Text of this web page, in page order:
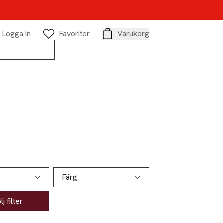
Logga in
Favoriter
Varukorg
Färg
filter